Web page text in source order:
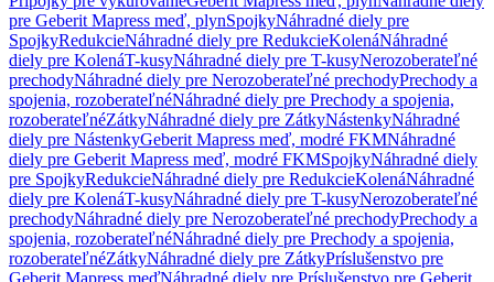
pre Geberit Mapress meď, plynSpojkyNáhradné diely pre
SpojkyRedukcieNáhradné diely pre RedukcieKolenáNáhradné
diely pre KolenáT-kusyNáhradné diely pre T-kusyNerozoberateľné
prechodyNáhradné diely pre Nerozoberateľné prechodyPrechody a
spojenia, rozoberateľnéNáhradné diely pre Prechody a spojenia,
rozoberateľnéZátkyNáhradné diely pre ZátkyNástenkyNáhradné
diely pre NástenkyGeberit Mapress meď, modré FKMNáhradné
diely pre Geberit Mapress meď, modré FKMSpojkyNáhradné diely
pre SpojkyRedukcieNáhradné diely pre RedukcieKolenáNáhradné
diely pre KolenáT-kusyNáhradné diely pre T-kusyNerozoberateľné
prechodyNáhradné diely pre Nerozoberateľné prechodyPrechody a
spojenia, rozoberateľnéNáhradné diely pre Prechody a spojenia,
rozoberateľnéZátkyNáhradné diely pre ZátkyPríslušenstvo pre
Geberit Mapress meďNáhradné diely pre Príslušenstvo pre Geberit